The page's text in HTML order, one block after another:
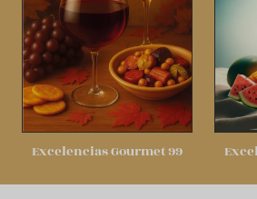
Excelencias Gourmet 99